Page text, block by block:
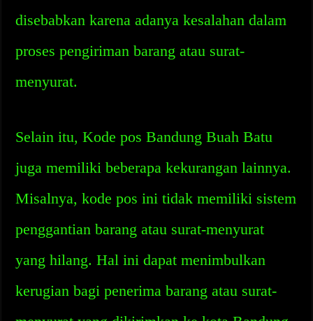
disebabkan karena adanya kesalahan dalam
proses pengiriman barang atau surat-
menyurat.
Selain itu, Kode pos Bandung Buah Batu
juga memiliki beberapa kekurangan lainnya.
Misalnya, kode pos ini tidak memiliki sistem
penggantian barang atau surat-menyurat
yang hilang. Hal ini dapat menimbulkan
kerugian bagi penerima barang atau surat-